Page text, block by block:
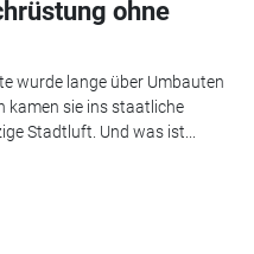
ohne
wurde lange über Umbauten
kamen sie ins staatliche
Stadtluft. Und was ist...